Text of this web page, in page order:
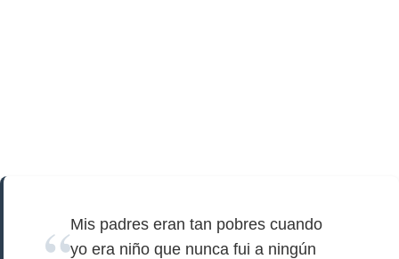
Mis padres eran tan pobres cuando
yo era niño que nunca fui a ningún